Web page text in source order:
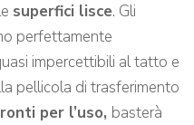
superfici lisce. Gli
perfettamente
impercettibili al tatto e
pellicola di trasferimento
per l’uso, basterà